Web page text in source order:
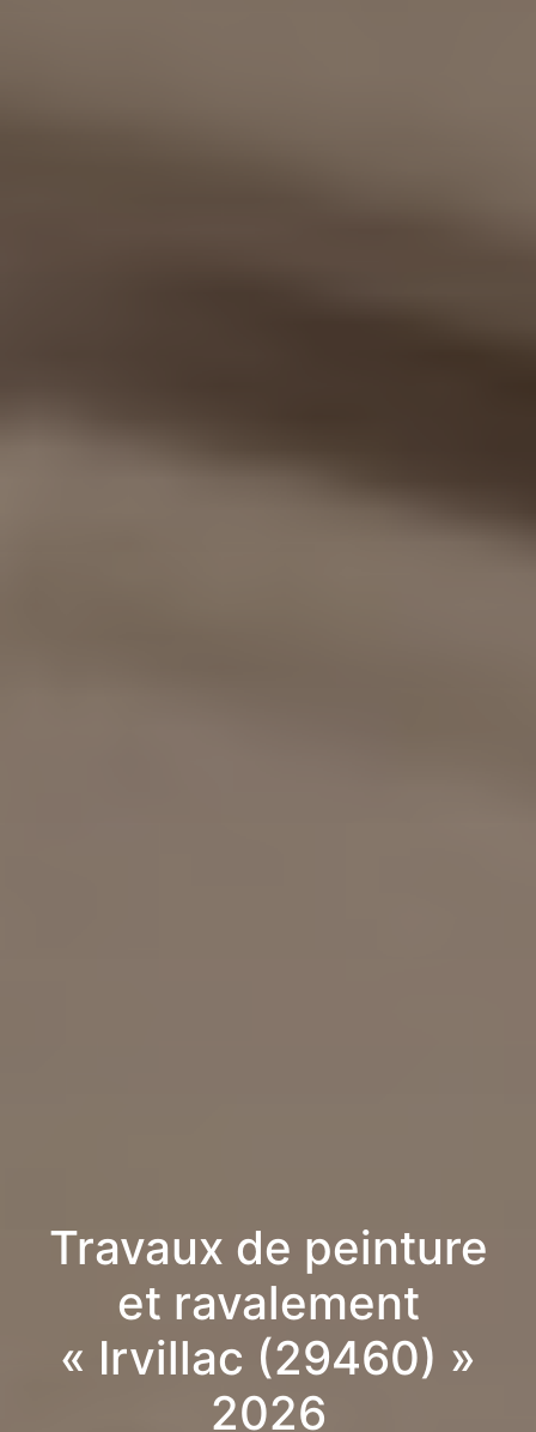
Travaux de peinture
et ravalement
« Irvillac (29460) »
2026